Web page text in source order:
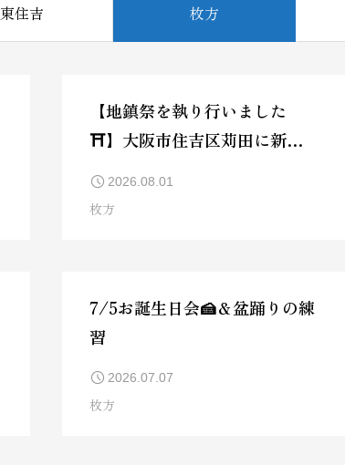
東住吉 枚方
【地鎮祭を執り行いました
⛩️】大阪市住吉区苅田に新し
ます🌿
2026.08.01
枚方
7/5お誕生日会🍰＆盆踊りの練
習
2026.07.07
枚方